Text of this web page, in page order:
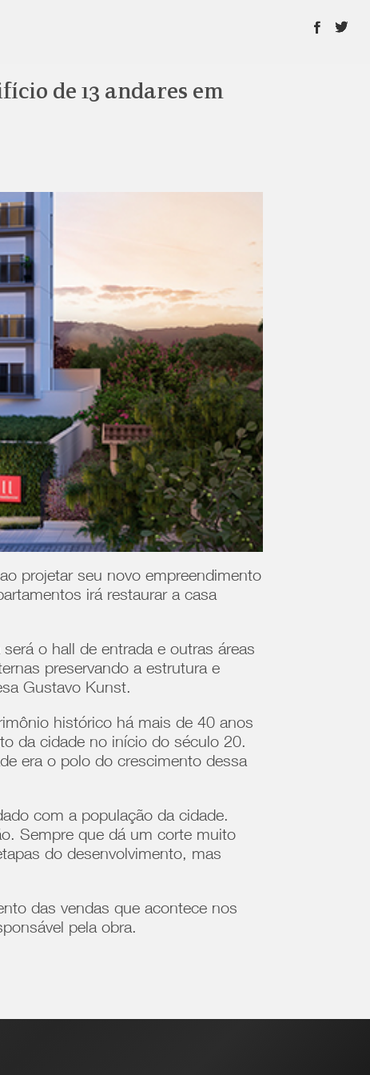
de 13 andares em
projetar seu novo empreendimento
irá restaurar a casa
o hall de entrada e outras áreas
preservando a estrutura e
Gustavo Kunst.
histórico há mais de 40 anos
da cidade no início do século 20.
era o polo do crescimento dessa
com a população da cidade.
Sempre que dá um corte muito
do desenvolvimento, mas
das vendas que acontece nos
pela obra.